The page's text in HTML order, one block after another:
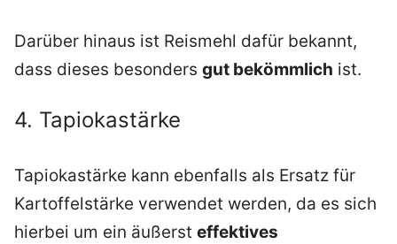
Darüber hinaus ist Reismehl dafür bekannt,
dass dieses besonders gut bekömmlich ist.
4. Tapiokastärke
Tapiokastärke kann ebenfalls als Ersatz für
Kartoffelstärke verwendet werden, da es sich
hierbei um ein äußerst effektives